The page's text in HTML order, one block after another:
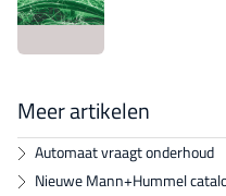
Meer artikelen
Automaat vraagt onderhoud
Nieuwe Mann+Hummel